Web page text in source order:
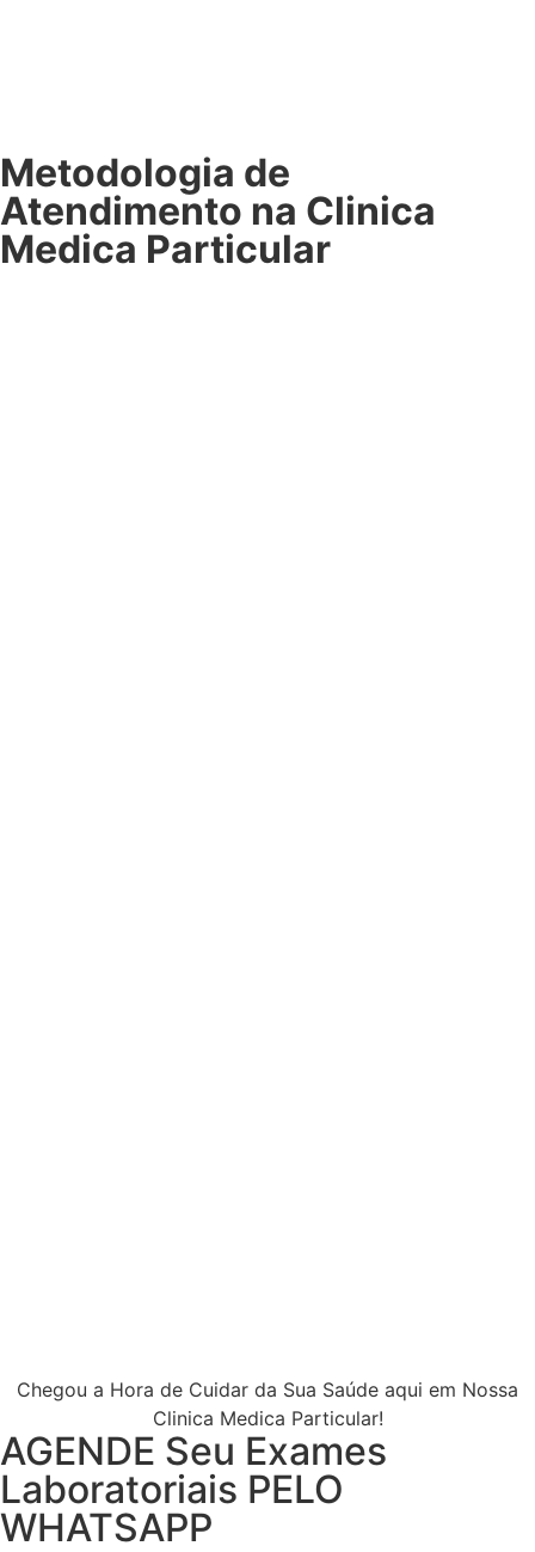
Metodologia de
Atendimento na Clinica
Medica Particular
Chegou a Hora de Cuidar da Sua Saúde aqui em Nossa
Clinica Medica Particular!
AGENDE Seu Exames
Laboratoriais PELO
WHATSAPP